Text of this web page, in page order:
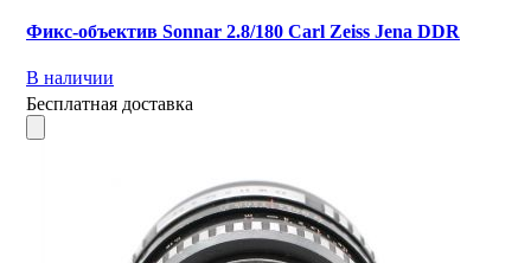
Фикс-объектив Sonnar 2.8/180 Carl Zeiss Jena DDR
В наличии
Бесплатная доставка